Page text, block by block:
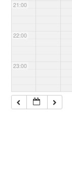
21:00
22:00
23:00